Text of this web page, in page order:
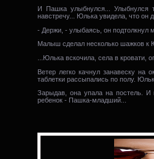
И Пашка улыбнулся... Улыбнулся
навстречу... Юлька увидела, что он
- Держи, - улыбаясь, он
Малыш сделал несколько шажков к
...Юлька вскочила, села в кровати,
Ветер легко качнул занавеску на
таблетки рассыпались по полу.
Зарыдав, она упала на постель. И
ребенок - Пашка-младший...